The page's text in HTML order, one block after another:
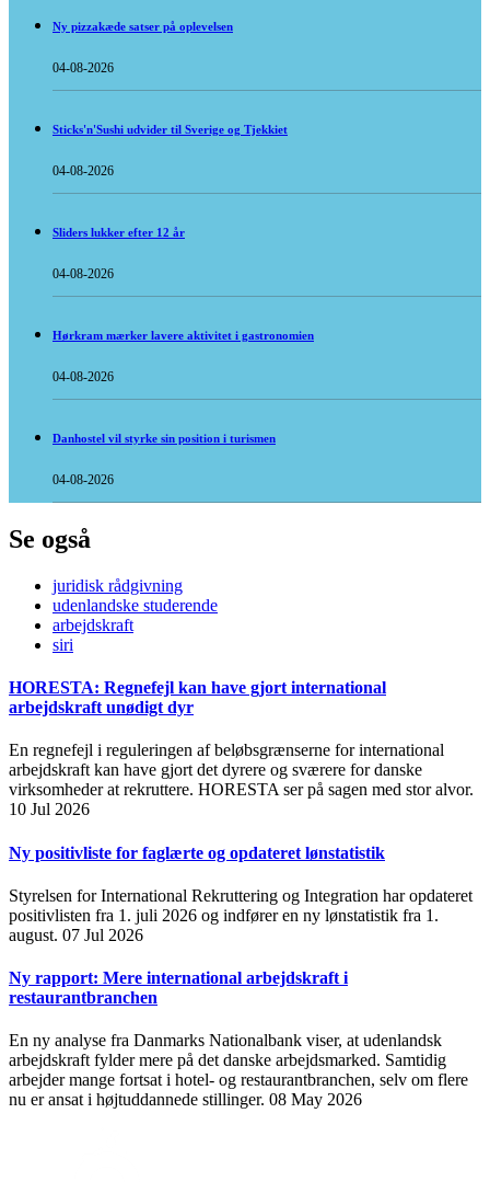
Ny pizzakæde satser på oplevelsen
04-08-2026
Sticks'n'Sushi udvider til Sverige og Tjekkiet
04-08-2026
Sliders lukker efter 12 år
04-08-2026
Hørkram mærker lavere aktivitet i gastronomien
04-08-2026
Danhostel vil styrke sin position i turismen
04-08-2026
Se også
juridisk rådgivning
udenlandske studerende
arbejdskraft
siri
HORESTA: Regnefejl kan have gjort international
arbejdskraft unødigt dyr
En regnefejl i reguleringen af beløbsgrænserne for international
arbejdskraft kan have gjort det dyrere og sværere for danske
virksomheder at rekruttere. HORESTA ser på sagen med stor alvor.
10 Jul 2026
Ny positivliste for faglærte og opdateret lønstatistik
Styrelsen for International Rekruttering og Integration har opdateret
positivlisten fra 1. juli 2026 og indfører en ny lønstatistik fra 1.
august. 07 Jul 2026
Ny rapport: Mere international arbejdskraft i
restaurantbranchen
En ny analyse fra Danmarks Nationalbank viser, at udenlandsk
arbejdskraft fylder mere på det danske arbejdsmarked. Samtidig
arbejder mange fortsat i hotel- og restaurantbranchen, selv om flere
nu er ansat i højtuddannede stillinger. 08 May 2026